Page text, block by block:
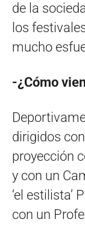
de la
los
mucho
-¿Cómo
dirigidos
proyección
y con un
‘el estilista’
con un